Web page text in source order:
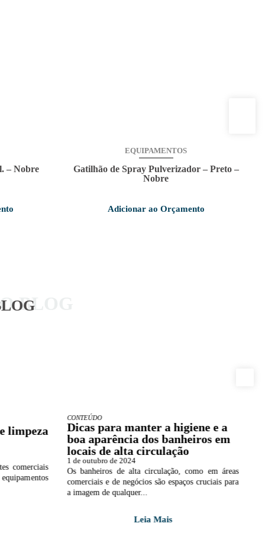
– Nobre
EQUIPAMENTOS
Gatilhão de Spray Pulverizador – Preto –
Nobre
Adicionar ao Orçamento
BLOG
limpeza
comerciais
CONTEÚDO
Dicas para manter a higiene e a
boa aparência dos banheiros em
locais de alta circulação
1 de outubro de 2024
Os banheiros de alta circulação, como em áreas
comerciais e de negócios são espaços cruciais para
a imagem de qualquer...
Leia Mais